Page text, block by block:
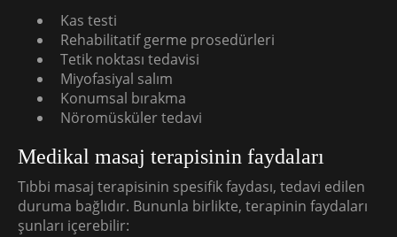
Kas testi
Rehabilitatif germe prosedürleri
Tetik noktası tedavisi
Miyofasiyal salım
Konumsal bırakma
Nöromüsküler tedavi
Medikal masaj terapisinin faydaları
Tıbbi masaj terapisinin spesifik faydası, tedavi edilen
duruma bağlıdır. Bununla birlikte, terapinin faydaları
şunları içerebilir: